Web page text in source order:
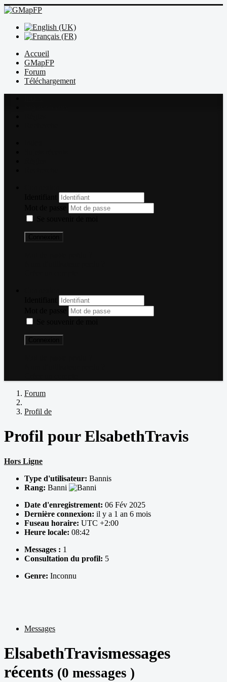
Accueil
GMapFP
Forum
Téléchargement
Forum
Profil de
Profil pour ElsabethTravis
Hors Ligne
Type d'utilisateur: Bannis
Rang: Banni
Date d'enregistrement: 06 Fév 2025
Dernière connexion: il y a 1 an 6 mois
Fuseau horaire: UTC +2:00
Heure locale: 08:42
Messages : 1
Consultation du profil: 5
Genre: Inconnu
Messages
ElsabethTravismessages
récents (0 messages )